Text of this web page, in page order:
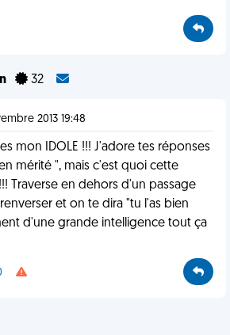
32
2013 19:48
mon IDOLE !!! J'adore tes réponses
mérité ", mais c'est quoi cette
Traverse en dehors d'un passage
et on te dira "tu l'as bien
d'une grande intelligence tout ça